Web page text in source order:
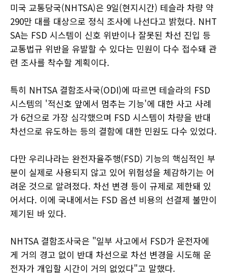
미국 교통당국(NHTSA)은 9일(현지시간) 테슬라 차량 약
290만 대를 대상으로 정식 조사에 나선다고 밝혔다. NHT
SA는 FSD 시스템이 신호 위반이나 잘못된 차선 진입 등
교통법규 위반을 유발할 수 있다는 민원이 다수 접수돼 관
련 조사를 착수할 계획이다.
특히 NHTSA 결함조사국(ODI)에 따르면 테슬라의 FSD
시스템의 '적신호 앞에서 멈추는 기능'에 대한 사고 사례
가 6건으로 가장 심각했으며 FSD 시스템이 차량을 반대
차선으로 유도하는 등의 결함에 대한 민원도 다수 있었다.
다만 우리나라는 완전자율주행(FSD) 기능의 핵심적인 부
분이 실제로 사용되지 않고 있어 위험성을 체감하기는 어
려운 것으로 알려졌다. 차선 변경 등이 규제로 제한돼 있
어서다. 이에 국내에서는 FSD 옵션 비용의 선결제 불만이
제기된 바 있다.
NHTSA 결함조사국은 "일부 사고에서 FSD가 운전자에
게 거의 경고 없이 반대 차선으로 차선 변경을 시도해 운
전자가 개입할 시간이 거의 없었다"고 말했다.